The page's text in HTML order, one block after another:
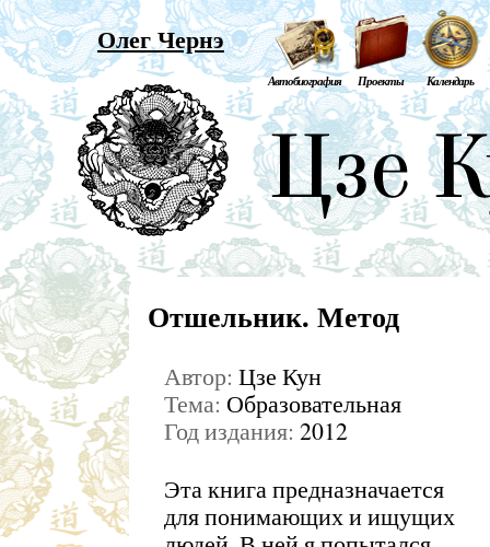
Олег Чернэ
Автобиография Проекты Календарь
Отшельник. Метод
Автор: Цзе Кун
Тема: Образовательная
Год издания: 2012
Эта книга предназначается
для понимающих и ищущих